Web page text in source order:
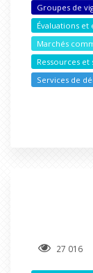
Groupes de
Évaluations
Marchés
Ressources
Services de
27 016